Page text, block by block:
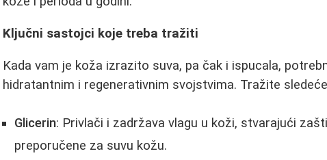
Ključni sastojci koje treba tražiti
Kada vam je koža izrazito suva, pa čak i ispucala,
hidratantnim i regenerativnim svojstvima. Tražite
Glicerin: Privlači i zadržava vlagu u koži, stvarajući
preporučene za suvu kožu.